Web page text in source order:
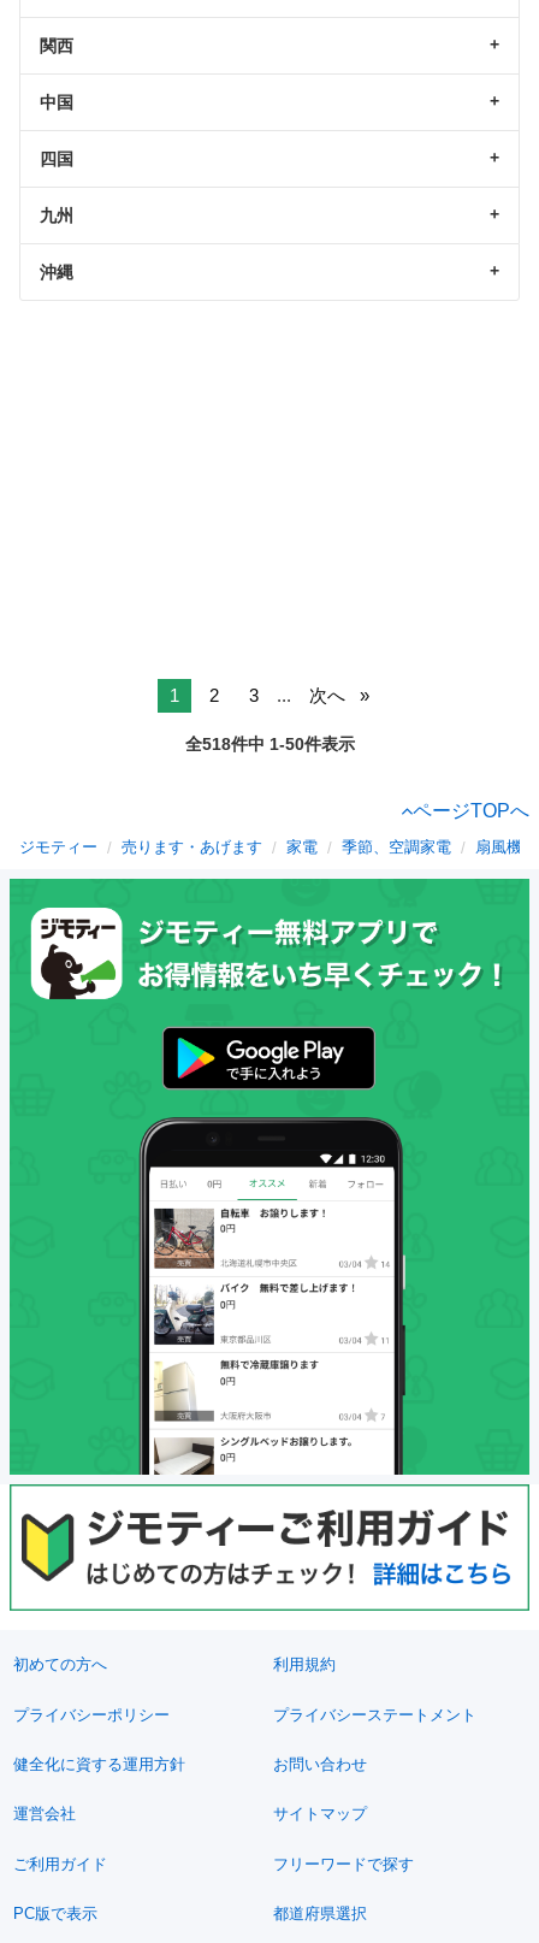
関西
中国
四国
九州
沖縄
1 2 3 ... 次へ
全518件中 1-50件表示
ページTOPへ
ジモティー 売ります・あげます 家電 季節、空調家電 扇風機
初めての方へ 利用規約
プライバシーポリシー プライバシーステートメント
健全化に資する運用方針 お問い合わせ
運営会社 サイトマップ
ご利用ガイド フリーワードで探す
PC版で表示 都道府県選択